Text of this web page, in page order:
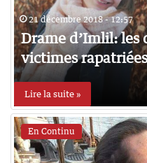
21 décembre 2018 - 12:57
Drame d’Imlil: les
victimes
Lire la suite »
En Continu